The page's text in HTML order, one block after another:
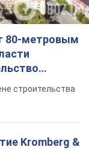
80-метровым
строительства
Kromberg &